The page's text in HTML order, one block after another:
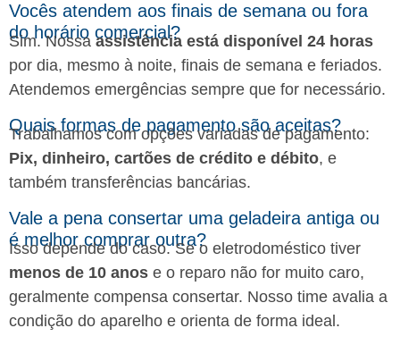
Vocês atendem aos finais de semana ou fora
do horário comercial?
Sim. Nossa assistência está disponível 24 horas
por dia, mesmo à noite, finais de semana e feriados.
Atendemos emergências sempre que for necessário.
Quais formas de pagamento são aceitas?
Trabalhamos com opções variadas de pagamento:
Pix, dinheiro, cartões de crédito e débito, e
também transferências bancárias.
Vale a pena consertar uma geladeira antiga ou
é melhor comprar outra?
Isso depende do caso. Se o eletrodoméstico tiver
menos de 10 anos e o reparo não for muito caro,
geralmente compensa consertar. Nosso time avalia a
condição do aparelho e orienta de forma ideal.